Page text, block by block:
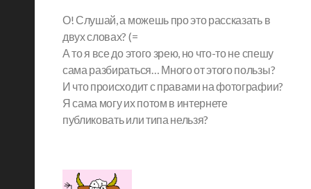
О! Слушай, а можешь про это рассказать в
двух словах? (=
А то я все до этого зрею, но что-то не спешу
сама разбираться… Много от этого пользы?
И что происходит с правами на фотографии?
Я сама могу их потом в интернете
публиковать или типа нельзя?